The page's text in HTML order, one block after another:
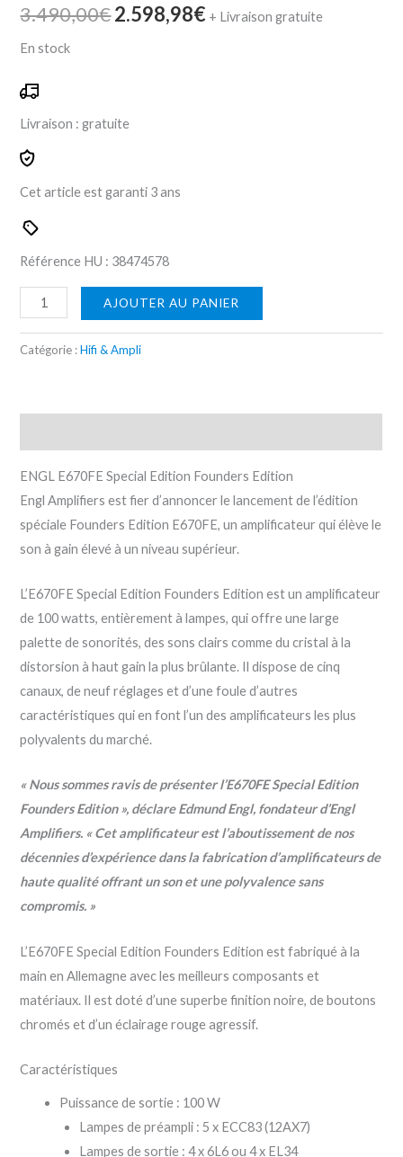
3.490,00€2.598,98€ + Livraison gratuite
En stock
Livraison :gratuite
Cet article est garanti 3 ans
Référence HU : 38474578
AJOUTER AU PANIER
Catégorie :Hifi & Ampli
ENGL E670FE Special Edition Founders Edition
Engl Amplifiers est fier d’annoncer le lancement de l’édition
spéciale Founders Edition E670FE, un amplificateur qui élève le
son à gain élevé à un niveau supérieur.
L’E670FE Special Edition Founders Edition est un amplificateur
de 100 watts, entièrement à lampes, qui offre une large
palette de sonorités, des sons clairs comme du cristal à la
distorsion à haut gain la plus brûlante. Il dispose de cinq
canaux, de neuf réglages et d’une foule d’autres
caractéristiques qui en font l’un des amplificateurs les plus
polyvalents du marché.
« Nous sommes ravis de présenter l’E670FE Special Edition
Founders Edition », déclare Edmund Engl, fondateur d’Engl
Amplifiers. « Cet amplificateur est l’aboutissement de nos
décennies d’expérience dans la fabrication d’amplificateurs de
haute qualité offrant un son et une polyvalence sans
compromis. »
L’E670FE Special Edition Founders Edition est fabriqué à la
main en Allemagne avec les meilleurs composants et
matériaux. Il est doté d’une superbe finition noire, de boutons
chromés et d’un éclairage rouge agressif.
Caractéristiques
Puissance de sortie : 100 W
Lampes de préampli : 5 x ECC83 (12AX7)
Lampes de sortie : 4 x 6L6 ou 4 x EL34